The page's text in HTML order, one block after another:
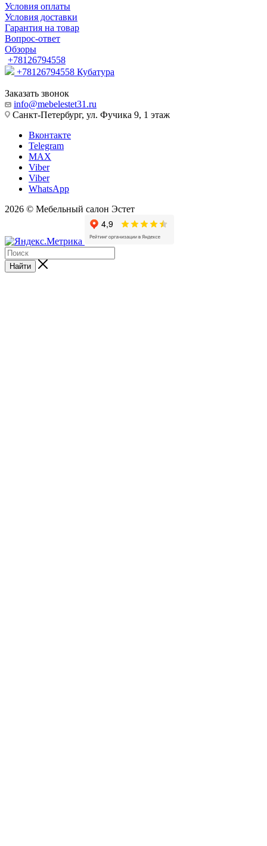
Условия оплаты
Условия доставки
Гарантия на товар
Вопрос-ответ
Обзоры
+78126794558
+78126794558 Кубатура
Заказать звонок
info@mebelestet31.ru
Санкт-Петербург, ул. Фучика 9, 1 этаж
Вконтакте
Telegram
MAX
Viber
Viber
WhatsApp
2026 © Мебельный салон Эстет
Найти